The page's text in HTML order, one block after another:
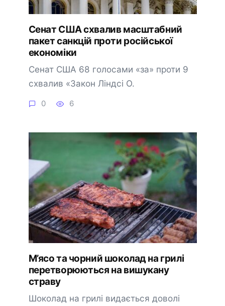
Сенат США схвалив масштабний
пакет санкцій проти російської
економіки
Сенат США 68 голосами «за» проти 9
схвалив «Закон Ліндсі О.
0 6
М’ясо та чорний шоколад на грилі
перетворюються на вишукану
страву
Шоколад на грилі видається доволі